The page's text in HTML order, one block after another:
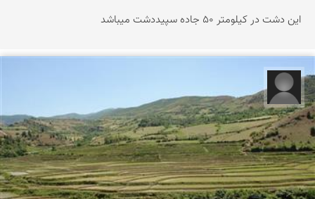
این دشت در کیلومتر 50 جاده سپیددشت میباشد